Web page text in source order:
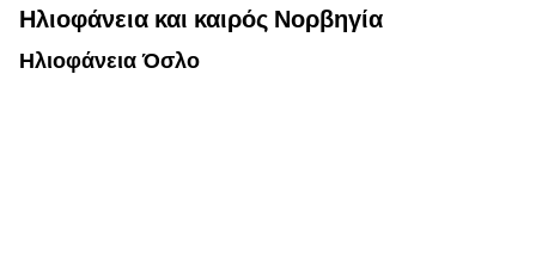
Ηλιοφάνεια και καιρός Νορβηγία
Ηλιοφάνεια Όσλο